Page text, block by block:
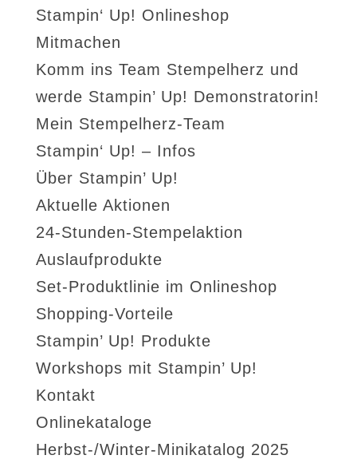
Stampin‘ Up! Onlineshop
Mitmachen
Komm ins Team Stempelherz und
werde Stampin’ Up! Demonstratorin!
Mein Stempelherz-Team
Stampin‘ Up! – Infos
Über Stampin’ Up!
Aktuelle Aktionen
24-Stunden-Stempelaktion
Auslaufprodukte
Set-Produktlinie im Onlineshop
Shopping-Vorteile
Stampin’ Up! Produkte
Workshops mit Stampin’ Up!
Kontakt
Onlinekataloge
Herbst-/Winter-Minikatalog 2025